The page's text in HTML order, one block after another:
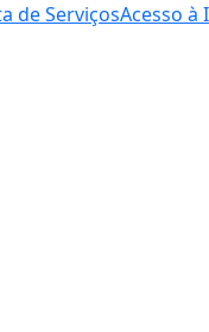
de ServiçosAcesso à